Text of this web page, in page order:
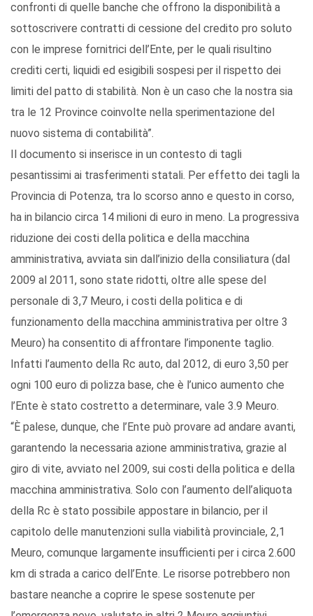
confronti di quelle banche che offrono la disponibilità a
sottoscrivere contratti di cessione del credito pro soluto
con le imprese fornitrici dell’Ente, per le quali risultino
crediti certi, liquidi ed esigibili sospesi per il rispetto dei
limiti del patto di stabilità. Non è un caso che la nostra sia
tra le 12 Province coinvolte nella sperimentazione del
nuovo sistema di contabilità”.
Il documento si inserisce in un contesto di tagli
pesantissimi ai trasferimenti statali. Per effetto dei tagli la
Provincia di Potenza, tra lo scorso anno e questo in corso,
ha in bilancio circa 14 milioni di euro in meno. La progressiva
riduzione dei costi della politica e della macchina
amministrativa, avviata sin dall’inizio della consiliatura (dal
2009 al 2011, sono state ridotti, oltre alle spese del
personale di 3,7 Meuro, i costi della politica e di
funzionamento della macchina amministrativa per oltre 3
Meuro) ha consentito di affrontare l’imponente taglio.
Infatti l’aumento della Rc auto, dal 2012, di euro 3,50 per
ogni 100 euro di polizza base, che è l’unico aumento che
l’Ente è stato costretto a determinare, vale 3.9 Meuro.
“È palese, dunque, che l’Ente può provare ad andare avanti,
garantendo la necessaria azione amministrativa, grazie al
giro di vite, avviato nel 2009, sui costi della politica e della
macchina amministrativa. Solo con l’aumento dell’aliquota
della Rc è stato possibile appostare in bilancio, per il
capitolo delle manutenzioni sulla viabilità provinciale, 2,1
Meuro, comunque largamente insufficienti per i circa 2.600
km di strada a carico dell’Ente. Le risorse potrebbero non
bastare neanche a coprire le spese sostenute per